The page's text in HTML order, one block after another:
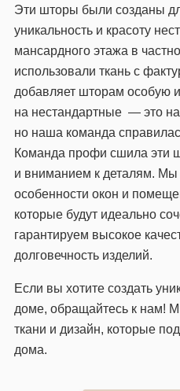
Эти шторы были созданы
уникальность и красоту
мансардного этажа в
использовали ткань с
добавляет шторам особую
на нестандартные — это
но наша команда
Команда профи сшила эти
и вниманием к деталям. Мы
особенности окон и
которые будут идеально
гарантируем высокое
долговечность изделий.
Если вы хотите создать
доме, обращайтесь к нам!
ткани и дизайн, которые
дома.